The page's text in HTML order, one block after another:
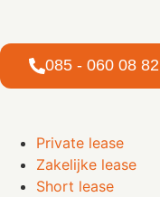
085 - 060 08 82
Private lease
Zakelijke lease
Short lease